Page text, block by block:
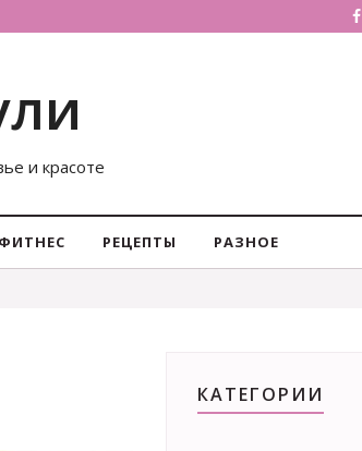
и красоте
ФИТНЕС РЕЦЕПТЫ РАЗНОЕ
КАТЕГОРИИ